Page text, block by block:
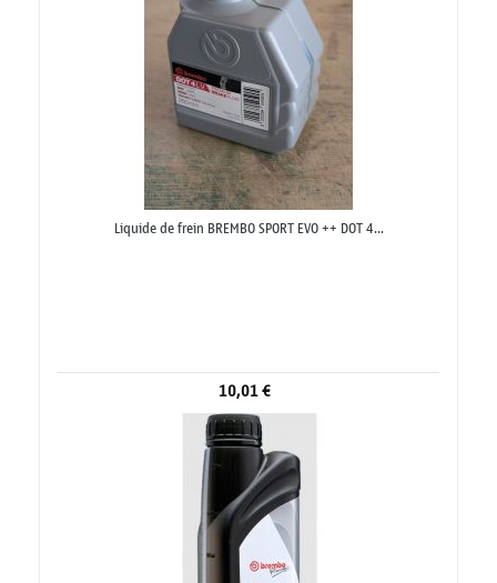
Liquide de frein BREMBO SPORT EVO ++ DOT 4...
10,01 €